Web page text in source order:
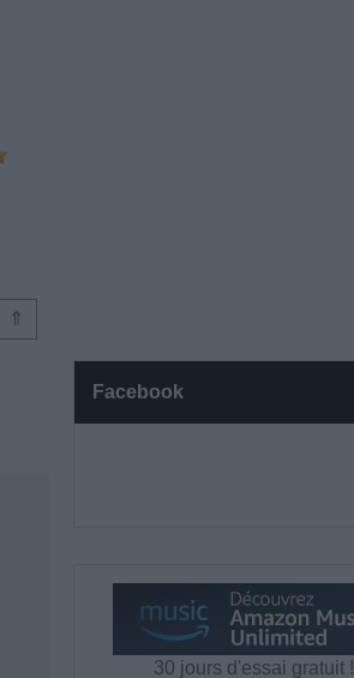
Facebook
30 jours d'essai gratuit !
⇑